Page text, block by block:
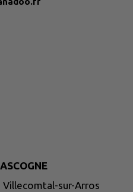
Villecomtal-sur-Arros